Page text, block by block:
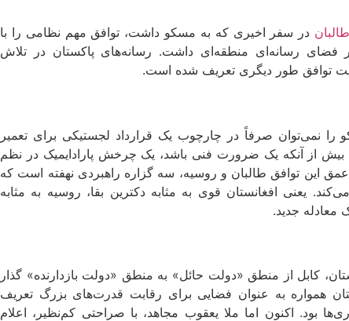
در سفر اخیری که به مسکو داشت، توافق مهم نظامی را با
فضای رسانه‌ای منطقه‌ای داشت. رسانه‌های پاکستان در تلاش
توافق طور دیگری تعریف شده است.
نمی‌توان صرفاً در چارچوب یک قرارداد لجستیکی برای تعمیر
بیش از آنکه یک ضرورت فنی باشد، یک چرخش پارادایمیک در نظم
این توافق طالبان و روسیه، سه گزاره راهبردی نهفته است که
یعنی افغانستان قوی به مثابه دکترین بقا، روسیه به مثابه
معادله جدید.
کابل از منطق «دولت حائل» به منطق «دولت بازدارنده» گذار
همواره به عنوان فضایی برای رقابت قدرت‌های بزرگ تعریف
بود. اکنون اما ملا یعقوب مجاهد، با صراحتی کم‌نظیر، اعلام